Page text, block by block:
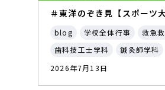
＃東洋のぞき見【スポーツ大
blog 学校全体行事
救急
歯科技工士学科
鍼灸師学科
2026年7月13日